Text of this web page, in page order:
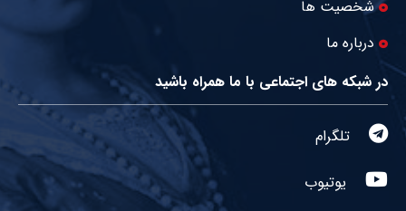
شخصیت ها
درباره ما
در شبکه های اجتماعی با ما همراه باشید
تلگرام
یوتیوب